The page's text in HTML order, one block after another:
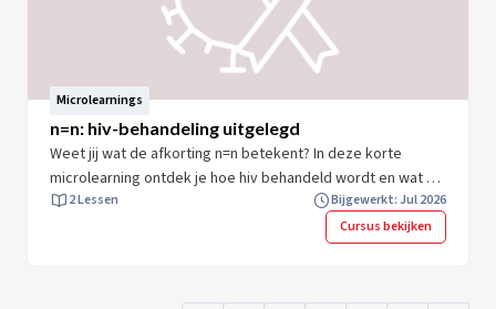
Microlearnings
n=n: hiv-behandeling uitgelegd
Weet jij wat de afkorting n=n betekent? In deze korte
microlearning ontdek je hoe hiv behandeld wordt en wat de
gevolgen daarvan zijn voor mensen met hiv en de
samenleving. Je krijgt direct toepasbare inzichten. Na
afloop ben je beter voorbereid om de behandeling van hiv
aan het verlagen van stigma en motiveer je cliënten om zich
2 Lessen
Bijgewerkt: Jul 2026
Cursus bekijken